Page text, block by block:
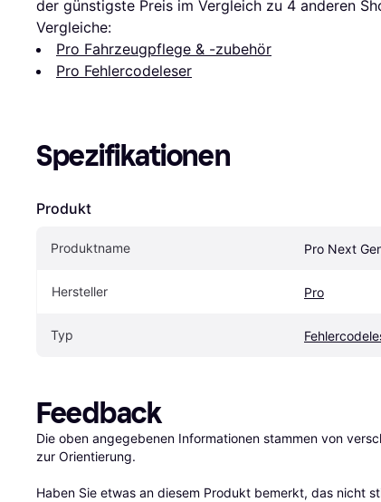
der günstigste Preis im Vergleich zu 4 anderen
Vergleiche:
Pro Fahrzeugpflege & -zubehör
Pro Fehlercodeleser
Spezifikationen
Produkt
Produktname Pro Next
Hersteller Pro
Typ
Feedback
Die oben angegebenen Informationen stammen von
zur Orientierung.
Haben Sie etwas an diesem Produkt bemerkt, das nicht